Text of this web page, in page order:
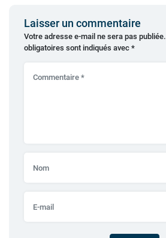
Laisser un commentaire
Votre adresse e-mail ne sera pas publiée.
obligatoires sont indiqués avec *